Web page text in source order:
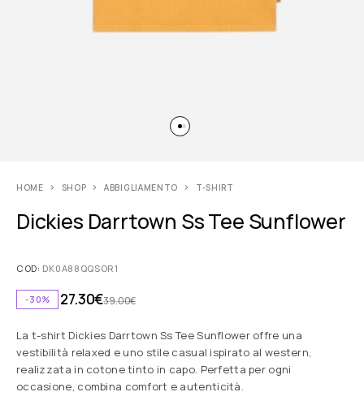
HOME SHOP ABBIGLIAMENTO T-SHIRT
Dickies Darrtown Ss Tee Sunflower
COD: DK0A88QQSOR1
-30% 39.00€
27.30€
La t-shirt Dickies Darrtown Ss Tee Sunflower offre una
vestibilità relaxed e uno stile casual ispirato al western,
realizzata in cotone tinto in capo. Perfetta per ogni
occasione, combina comfort e autenticità.